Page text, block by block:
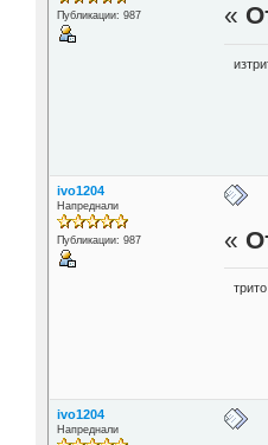
Публикации: 987 «
ivo1204
Напреднали
Публикации: 987 «
трито
ivo1204
Напреднали